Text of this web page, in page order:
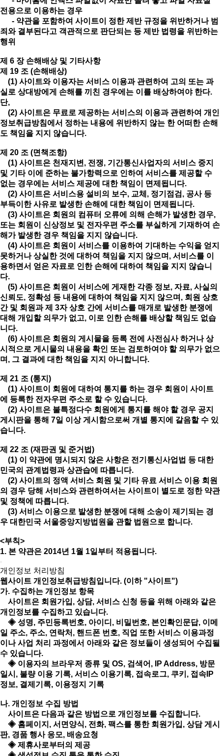
전용으로 이용하는 경우
- 약관을 포함하여 사이트이 정한 제반 규정을 위반하거나 범
죄와 결부된다고 객관적으로 판단되는 등 제반 법령을 위반하는
행위
제 6 장 손해배상 및 기타사항
제 19 조 (손해배상)
(1) 사이트와 이용자는 서비스 이용과 관련하여 고의 또는 과
실로 상대방에게 손해를 끼친 경우에는 이를 배상하여야 한다.
단,
(2) 사이트은 무료로 제공하는 서비스의 이용과 관련하여 개인
정보취급방침에서 정하는 내용에 위반하지 않는 한 어떠한 손해
도 책임을 지지 않습니다.
제 20 조 (면책조항)
(1) 사이트은 천재지변, 전쟁, 기간통신사업자의 서비스 중지
및 기타 이에 준하는 불가항력으로 인하여 서비스를 제공할 수
없는 경우에는 서비스 제공에 대한 책임이 면제됩니다.
(2) 사이트은 서비스용 설비의 보수, 교체, 정기점검, 공사 등
부득이한 사유로 발생한 손해에 대한 책임이 면제됩니다.
(3) 사이트은 회원의 컴퓨터 오류에 의해 손해가 발생한 경우,
또는 회원이 신상정보 및 전자우편 주소를 부실하게 기재하여 손
해가 발생한 경우 책임을 지지 않습니다.
(4) 사이트은 회원이 서비스를 이용하여 기대하는 수익을 얻지
못하거나 상실한 것에 대하여 책임을 지지 않으며, 서비스를 이
용하면서 얻은 자료로 인한 손해에 대하여 책임을 지지 않습니
다.
(5) 사이트은 회원이 서비스에 게재한 각종 정보, 자료, 사실의
신뢰도, 정확성 등 내용에 대하여 책임을 지지 않으며, 회원 상호
간 및 회원과 제 3자 상호 간에 서비스를 매개로 발생한 분쟁에
대해 개입할 의무가 없고, 이로 인한 손해를 배상할 책임도 없습
니다.
(6) 사이트은 회원의 게시물을 등록 전에 사전심사 하거나 상
시적으로 게시물의 내용을 확인 또는 검토하여야 할 의무가 없으
며, 그 결과에 대한 책임을 지지 아니합니다.
제 21 조 (통지)
(1) 사이트이 회원에 대하여 통지를 하는 경우 회원이 사이트
에 등록한 전자우편 주소로 할 수 있습니다.
(2) 사이트은 불특정다수 회원에게 통지를 해야 할 경우 공지
게시판을 통해 7일 이상 게시함으로써 개별 통지에 갈음할 수 있
습니다.
제 22 조 (재판권 및 준거법)
(1) 이 약관에 명시되지 않은 사항은 전기통신사업법 등 대한
민국의 관계법령과 상관습에 따릅니다.
(2) 사이트의 정액 서비스 회원 및 기타 유료 서비스 이용 회원
의 경우 당해 서비스와 관련하여서는 사이트이 별도로 정한 약관
및 정책에 따릅니다.
(3) 서비스 이용으로 발생한 분쟁에 대해 소송이 제기되는 경
우 대한민국 서울중앙지방법원을 관할 법원으로 합니다.
<부칙>
1. 본 약관은 2014년 1월 1일부터 적용됩니다.
개인정보 처리방침
웹사이트 개인정보취급방침입니다. (이하 "사이트")
가. 수집하는 개인정보 항목
사이트은 회원가입, 상담, 서비스 신청 등을 위해 아래와 같은
개인정보를 수집하고 있습니다.
◈ 성명, 주민등록번호, 아이디, 비밀번호, 본인확인문답, 이메
일 주소, 주소, 연락처, 핸드폰 번호, 직업 또한 서비스 이용과정
이나 사업 처리 과정에서 아래와 같은 정보들이 생성되어 수집될
수 있습니다.
◈ 이용자의 브라우저 종류 및 OS, 검색어, IP Address, 방문
일시, 불량 이용 기록, 서비스 이용기록, 접속로그, 쿠키, 접속IP
정보, 결제기록, 이용정지 기록
나. 개인정보 수집 방법
사이트은 다음과 같은 방법으로 개인정보를 수집합니다.
◈ 홈페이지, 서면양식, 전화, 팩스를 통한 회원가입, 상담 게시
판, 경품 행사 응모, 배송요청
◈ 제휴사로부터의 제공